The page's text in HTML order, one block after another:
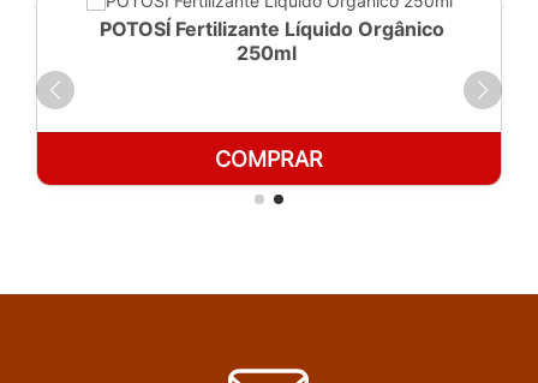
POTOSÍ Fertilizante Líquido Orgânico
250ml
COMPRAR